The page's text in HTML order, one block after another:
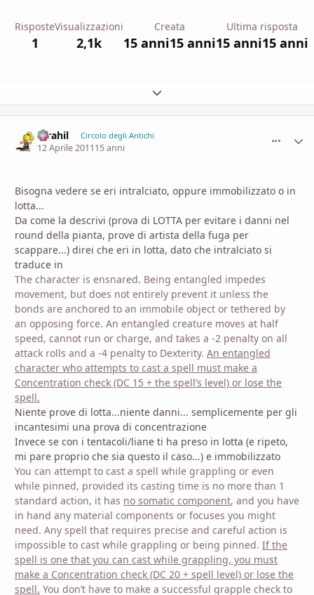
Risposte
1
Visualizzazioni
2,1k
Creata
15 anni15 anni
Ultima risposta
15 anni15 anni
Espandi panoramica del topic
Idrahil Circolo degli Antichi
12 Aprile 201115 anni
Bisogna vedere se eri intralciato, oppure immobilizzato o in
lotta...
Da come la descrivi (prova di LOTTA per evitare i danni nel
round della pianta, prove di artista della fuga per
scappare...) direi che eri in lotta, dato che intralciato si
traduce in
The character is ensnared. Being entangled impedes
movement, but does not entirely prevent it unless the
bonds are anchored to an immobile object or tethered by
an opposing force. An entangled creature moves at half
speed, cannot run or charge, and takes a -2 penalty on all
attack rolls and a -4 penalty to Dexterity. An entangled
character who attempts to cast a spell must make a
Concentration check (DC 15 + the spell’s level) or lose the
spell.
Niente prove di lotta...niente danni... semplicemente per gli
incantesimi una prova di concentrazione
Invece se con i tentacoli/liane ti ha preso in lotta (e ripeto,
mi pare proprio che sia questo il caso...) e immobilizzato
You can attempt to cast a spell while grappling or even
while pinned, provided its casting time is no more than 1
standard action, it has no somatic component, and you have
in hand any material components or focuses you might
need. Any spell that requires precise and careful action is
impossible to cast while grappling or being pinned. If the
spell is one that you can cast while grappling, you must
make a Concentration check (DC 20 + spell level) or lose the
spell. You don’t have to make a successful grapple check to